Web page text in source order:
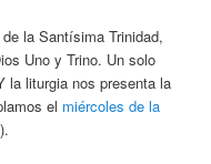
la Santísima Trinidad,
Uno y Trino. Un solo
la liturgia nos presenta la
el miércoles de la